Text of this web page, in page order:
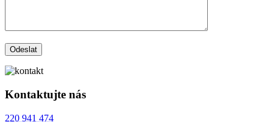
Kontaktujte nás
220 941 474